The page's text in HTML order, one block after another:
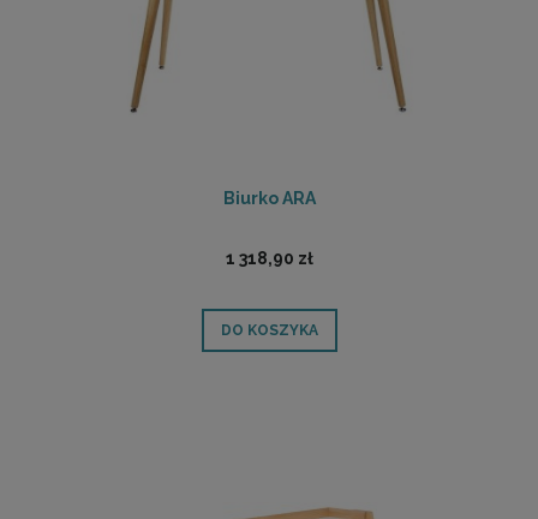
Biurko ARA
1 318,90 zł
DO KOSZYKA